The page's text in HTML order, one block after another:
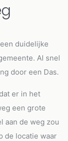
duidelijke
Al snel
door een Das.
er in het
een grote
aan de weg zou
de locatie waar